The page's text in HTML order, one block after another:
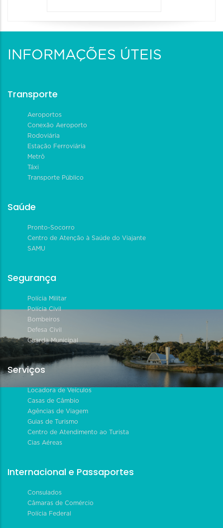
INFORMAÇÕES ÚTEIS
Transporte
Aeroportos
Conexão Aeroporto
Rodoviária
Estação Ferroviária
Metrô
Táxi
Transporte Público
Saúde
Pronto-Socorro
Centro de Atenção à Saúde do Viajante
SAMU
Segurança
Polícia Militar
Polícia Civil
Bombeiros
Defesa Civil
Guarda Municipal
Serviços
Locadora de Veículos
Casas de Câmbio
Agências de Viagem
Guias de Turismo
Centro de Atendimento ao Turista
Cias Aéreas
Internacional e Passaportes
Consulados
Câmaras de Comércio
Polícia Federal